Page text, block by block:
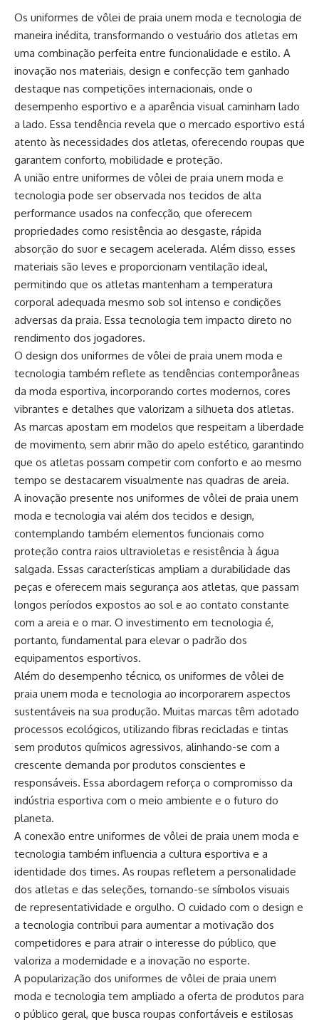
Os uniformes de vôlei de praia unem moda e tecnologia de
maneira inédita, transformando o vestuário dos atletas em
uma combinação perfeita entre funcionalidade e estilo. A
inovação nos materiais, design e confecção tem ganhado
destaque nas competições internacionais, onde o
desempenho esportivo e a aparência visual caminham lado
a lado. Essa tendência revela que o mercado esportivo está
atento às necessidades dos atletas, oferecendo roupas que
garantem conforto, mobilidade e proteção.
A união entre uniformes de vôlei de praia unem moda e
tecnologia pode ser observada nos tecidos de alta
performance usados na confecção, que oferecem
propriedades como resistência ao desgaste, rápida
absorção do suor e secagem acelerada. Além disso, esses
materiais são leves e proporcionam ventilação ideal,
permitindo que os atletas mantenham a temperatura
corporal adequada mesmo sob sol intenso e condições
adversas da praia. Essa tecnologia tem impacto direto no
rendimento dos jogadores.
O design dos uniformes de vôlei de praia unem moda e
tecnologia também reflete as tendências contemporâneas
da moda esportiva, incorporando cortes modernos, cores
vibrantes e detalhes que valorizam a silhueta dos atletas.
As marcas apostam em modelos que respeitam a liberdade
de movimento, sem abrir mão do apelo estético, garantindo
que os atletas possam competir com conforto e ao mesmo
tempo se destacarem visualmente nas quadras de areia.
A inovação presente nos uniformes de vôlei de praia unem
moda e tecnologia vai além dos tecidos e design,
contemplando também elementos funcionais como
proteção contra raios ultravioletas e resistência à água
salgada. Essas características ampliam a durabilidade das
peças e oferecem mais segurança aos atletas, que passam
longos períodos expostos ao sol e ao contato constante
com a areia e o mar. O investimento em tecnologia é,
portanto, fundamental para elevar o padrão dos
equipamentos esportivos.
Além do desempenho técnico, os uniformes de vôlei de
praia unem moda e tecnologia ao incorporarem aspectos
sustentáveis na sua produção. Muitas marcas têm adotado
processos ecológicos, utilizando fibras recicladas e tintas
sem produtos químicos agressivos, alinhando-se com a
crescente demanda por produtos conscientes e
responsáveis. Essa abordagem reforça o compromisso da
indústria esportiva com o meio ambiente e o futuro do
planeta.
A conexão entre uniformes de vôlei de praia unem moda e
tecnologia também influencia a cultura esportiva e a
identidade dos times. As roupas refletem a personalidade
dos atletas e das seleções, tornando-se símbolos visuais
de representatividade e orgulho. O cuidado com o design e
a tecnologia contribui para aumentar a motivação dos
competidores e para atrair o interesse do público, que
valoriza a modernidade e a inovação no esporte.
A popularização dos uniformes de vôlei de praia unem
moda e tecnologia tem ampliado a oferta de produtos para
o público geral, que busca roupas confortáveis e estilosas